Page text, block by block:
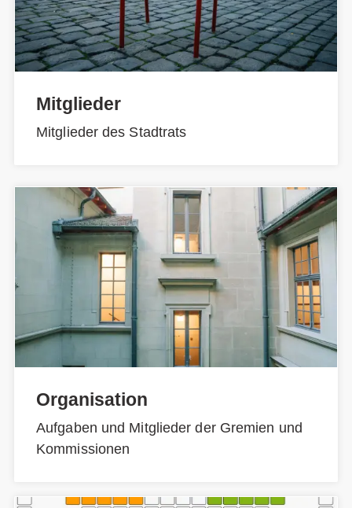
Mitglieder
Mitglieder des Stadtrats
Organisation
Aufgaben und Mitglieder der Gremien und
Kommissionen